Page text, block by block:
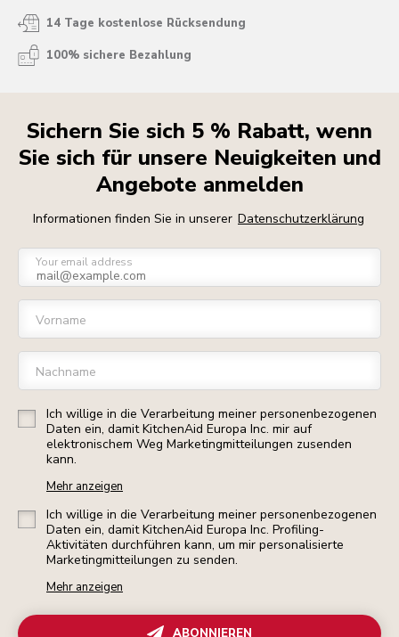
14 Tage kostenlose Rücksendung
100% sichere Bezahlung
Sichern Sie sich 5 % Rabatt, wenn
Sie sich für unsere Neuigkeiten und
Angebote anmelden
Informationen finden Sie in unserer Datenschutzerklärung
Your email address
Vorname
Nachname
Ich willige in die Verarbeitung meiner personenbezogenen
Daten ein, damit KitchenAid Europa Inc. mir auf
elektronischem Weg Marketingmitteilungen zusenden
kann.
Mehr anzeigen
Ich willige in die Verarbeitung meiner personenbezogenen
Daten ein, damit KitchenAid Europa Inc. Profiling-
Aktivitäten durchführen kann, um mir personalisierte
Marketingmitteilungen zu senden.
Mehr anzeigen
ABONNIEREN